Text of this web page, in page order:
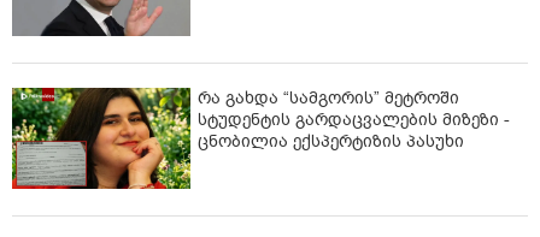
რა გახდა “სამგორის” მეტროში
სტუდენტის გარდაცვალების მიზეზი -
ცნობილია ექსპერტიზის პასუხი